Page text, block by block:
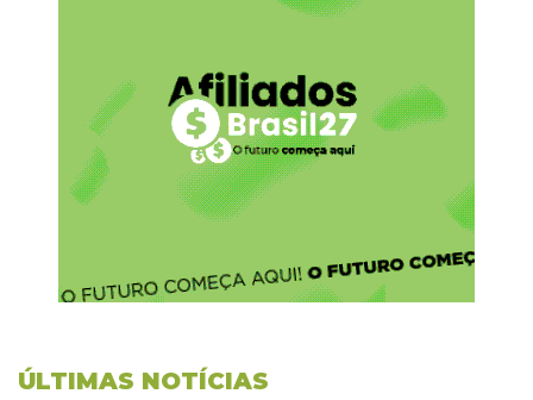
ÚLTIMAS NOTÍCIAS